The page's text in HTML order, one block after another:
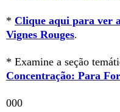
* Clique aqui para ver
Vignes Rouges.
* Examine a seção
Concentração: Para
000